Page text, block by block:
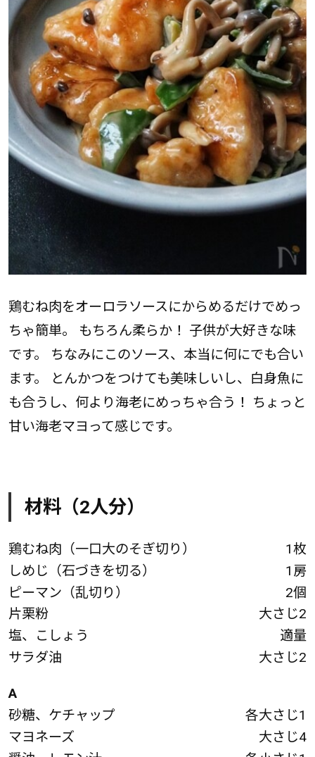
鶏むね肉をオーロラソースにからめるだけでめっ
ちゃ簡単。 もちろん柔らか！ 子供が大好きな味
です。 ちなみにこのソース、本当に何にでも合い
ます。 とんかつをつけても美味しいし、白身魚に
も合うし、何より海老にめっちゃ合う！ ちょっと
甘い海老マヨって感じです。
材料（2人分）
鶏むね肉（一口大のそぎ切り）
1枚
しめじ（石づきを切る）
1房
ピーマン（乱切り）
2個
片栗粉
大さじ2
塩、こしょう
適量
サラダ油
大さじ2
A
砂糖、ケチャップ
各大さじ1
マヨネーズ
大さじ4